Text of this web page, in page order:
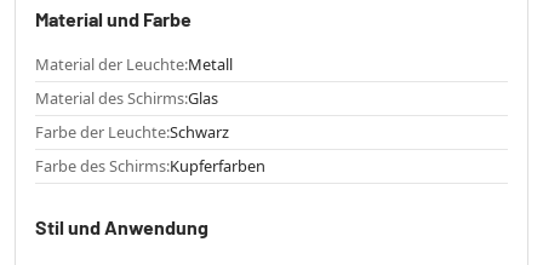
Material und Farbe
Material der Leuchte:Metall
Material des Schirms:Glas
Farbe der Leuchte:Schwarz
Farbe des Schirms:Kupferfarben
Stil und Anwendung